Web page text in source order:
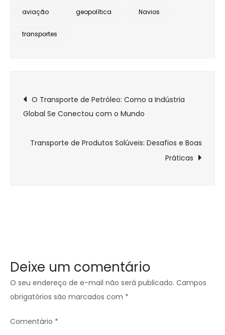
NAVAIS
aviação geopolítica Navios
transportes
Navegação
de
Post
O Transporte de Petróleo: Como a Indústria
Global Se Conectou com o Mundo
Transporte de Produtos Solúveis: Desafios e Boas
Práticas
Deixe um comentário
O seu endereço de e-mail não será publicado. Campos
obrigatórios são marcados com *
Comentário *